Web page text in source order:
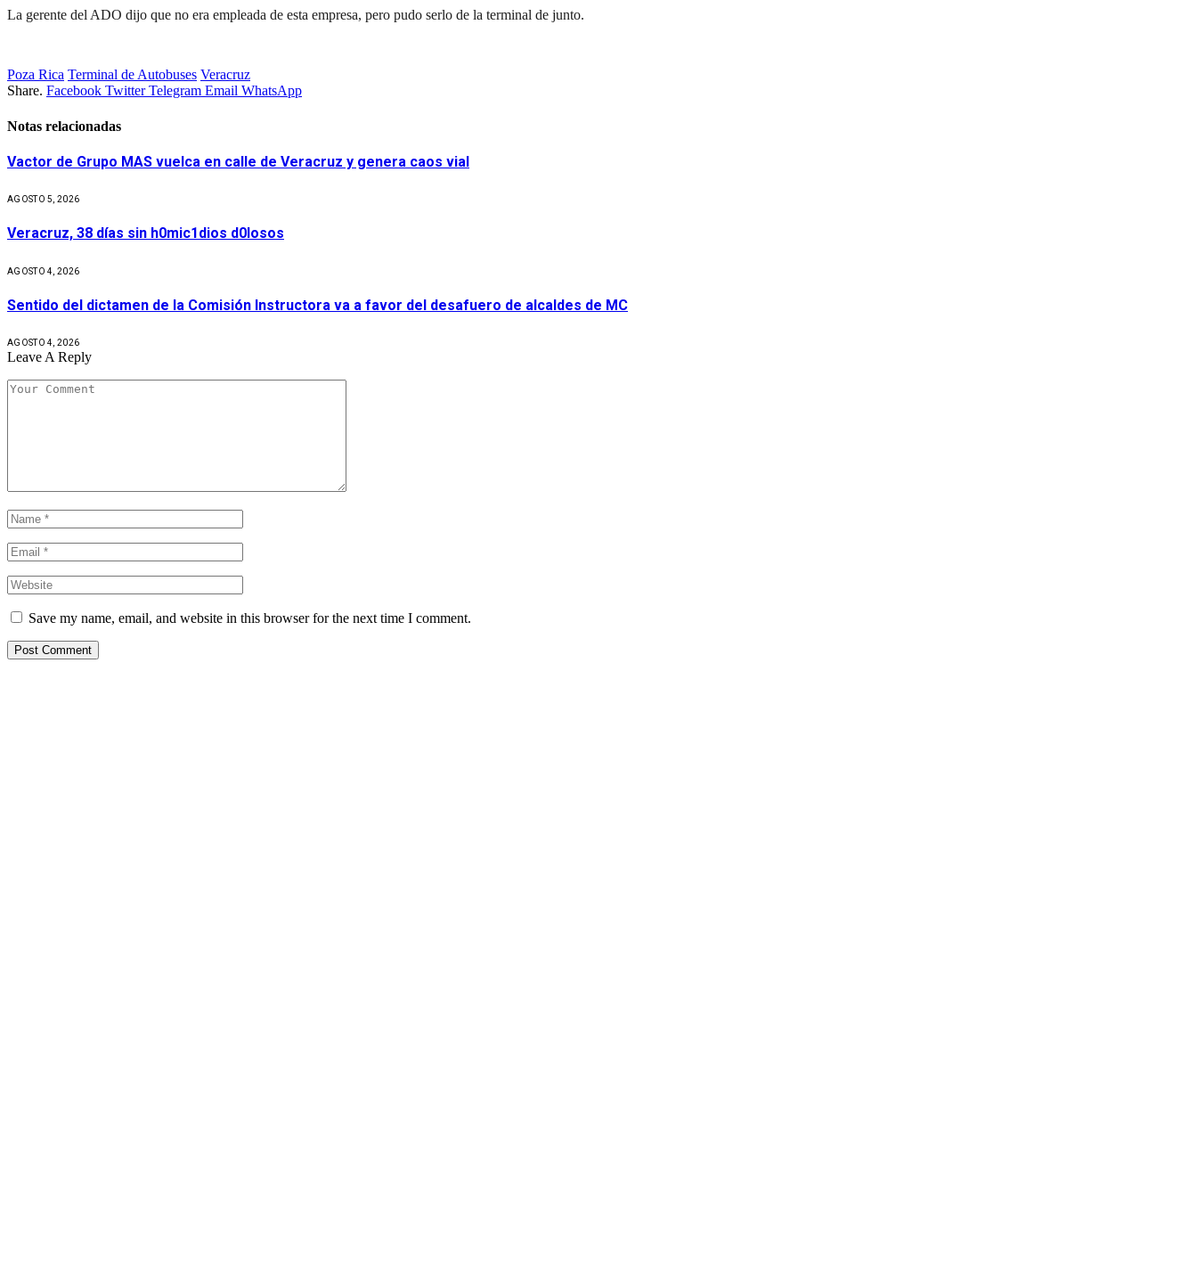
La gerente del ADO dijo que no era empleada de esta empresa, pero pudo serlo de la terminal de junto.
Poza Rica Terminal de Autobuses Veracruz
Share. Facebook Twitter Telegram Email WhatsApp
Notas relacionadas
Vactor de Grupo MAS vuelca en calle de Veracruz y genera caos vial
AGOSTO 5, 2026
Veracruz, 38 días sin h0mic1dios d0losos
AGOSTO 4, 2026
Sentido del dictamen de la Comisión Instructora va a favor del desafuero de alcaldes de MC
AGOSTO 4, 2026
Leave A Reply
Save my name, email, and website in this browser for the next time I comment.